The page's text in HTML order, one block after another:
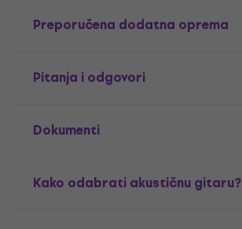
Preporučena dodatna oprema
Pitanja i odgovori
Dokumenti
Kako odabrati akustičnu gitaru?